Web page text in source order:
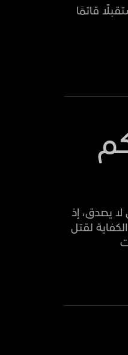
قاتمًا
يصدق، إذ
فيه الكفاية لقتل